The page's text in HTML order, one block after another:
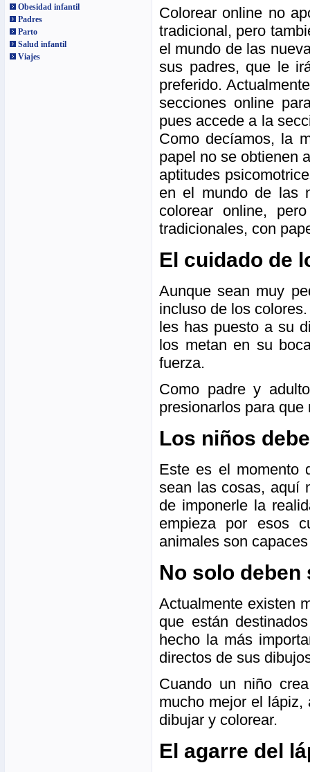
Obesidad infantil
Padres
Parto
Salud infantil
Viajes
Colorear online no
tradicional, pero
el mundo de las
sus padres, que le
preferido.
secciones online
pues accede a la
Como decíamos, la
papel no se obtienen
aptitudes
en el mundo de las
colorear online,
tradicionales, con
El cuidado de
Aunque sean muy
incluso de los
les has puesto a su
los metan en su
fuerza.
Como padre y
presionarlos para
Los niños
Este es el momento
sean las cosas, aquí
de imponerle la
empieza por esos
animales son
No solo
Actualmente existen
que están
hecho la más
directos de sus
Cuando un niño
mucho mejor el
dibujar y colorear.
El agarre del